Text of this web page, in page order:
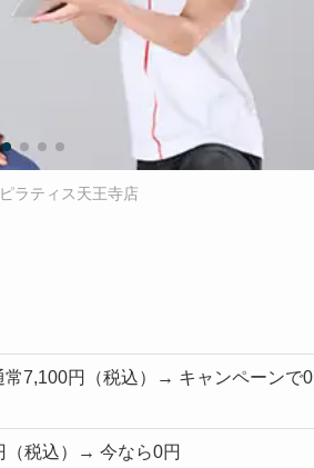
ラティス天王寺店
常7,100円（税込）→ キャンペーン
（税込）→ 今なら0円